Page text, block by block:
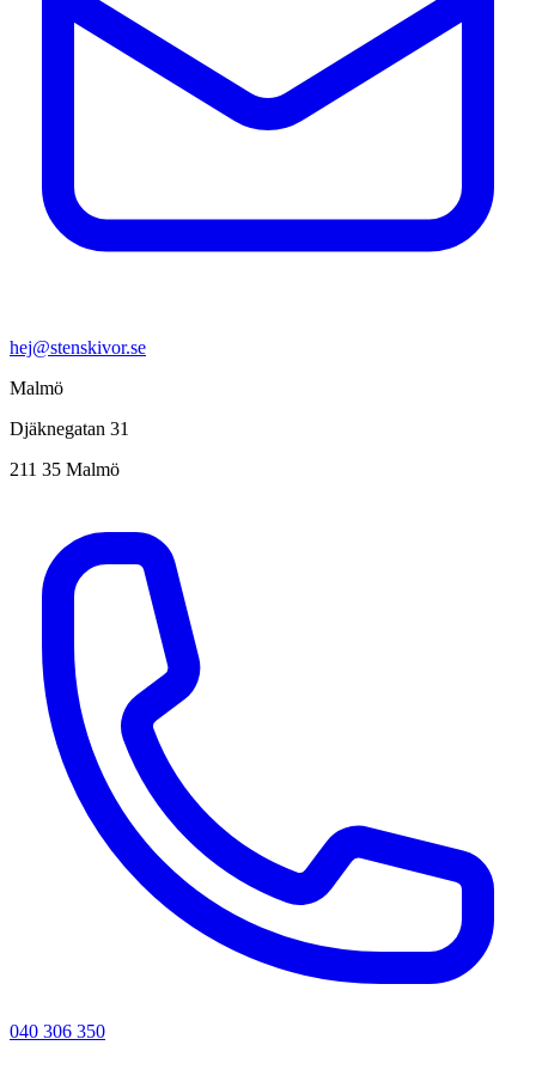
hej@stenskivor.se
Malmö
Djäknegatan 31
211 35 Malmö
040 306 350